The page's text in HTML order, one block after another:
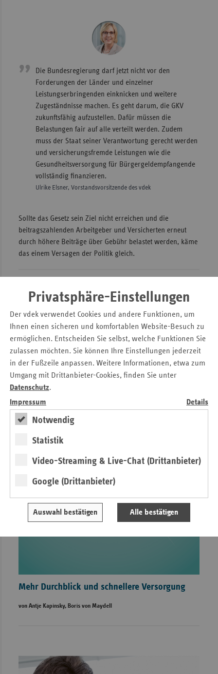
Privatsphäre-Einstellungen
Der vdek verwendet Cookies und andere Funktionen, um
Ihnen einen sicheren und komfortablen Website-Besuch zu
ermöglichen. Entscheiden Sie selbst, welche Funktionen Sie
zulassen möchten. Sie können Ihre Einstellungen jederzeit
in der Fußzeile anpassen. Weitere Informationen, etwa zum
Umgang mit Drittanbieter-Cookies, finden Sie unter
Datenschutz.
Impressum
Details
Notwendig
Statistik
Video-Streaming & Live-Chat (Drittanbieter)
Google (Drittanbieter)
Auswahl bestätigen Alle bestätigen
Die Bundesregierung darf jetzt nicht vor den
Forderungen der Länder und einzelner
Leistungserbringenden einknicken und weitere
Zugeständnisse machen. Es geht darum, die GKV
zukunftsfähig aufzustellen. Dafür müssen die
Belastungen fair auf alle verteilt werden. Zudem
muss der Staat seiner Verantwortung gerecht werden
und versicherungsfremde Leistungen wie die
Gesundheitsversorgung für Bürgergeldempfangende
vollständig finanzieren.
Ulrike Elsner, Vorstandsvorsitzende des vdek
Sollte das Gesetz sein Ziel nicht erreichen und die
beitragszahlenden Arbeitgeber und Versicherten erneut
durch höhere Beiträge über Gebühr belastet werden, käme
das einem Versagen der Politik gleich.
Weitere Artikel aus
ersatzkasse
(3. Ausgabe 2026)
Mehr Durchblick und schnellere Versorgung
von Antje Kapinsky, Boris von Maydell